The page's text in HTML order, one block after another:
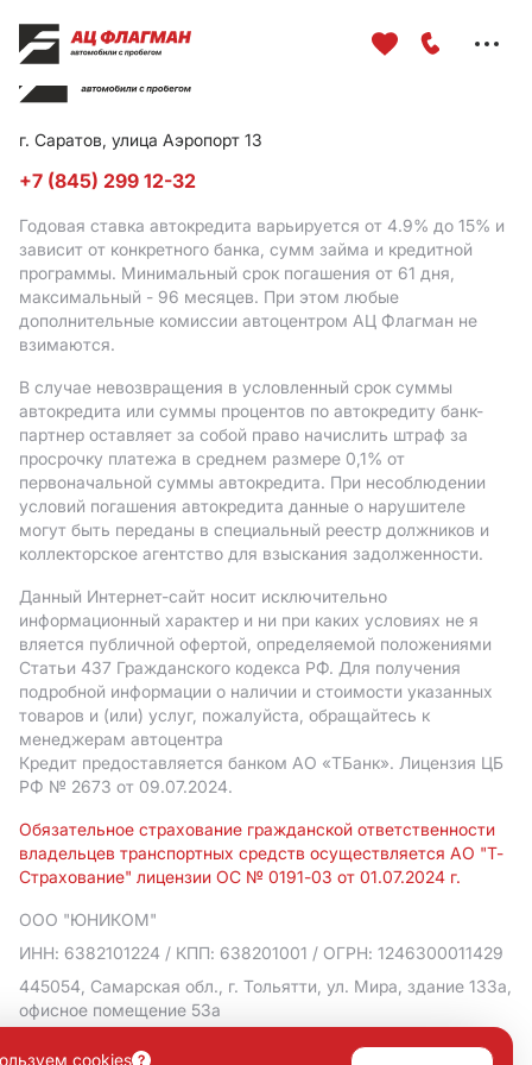
г. Саратов, улица Аэропорт 13
+7 (845) 299 12-32
Годовая ставка автокредита варьируется от 4.9% до 15% и
зависит от конкретного банка, сумм займа и кредитной
программы. Минимальный срок погашения от 61 дня,
максимальный - 96 месяцев. При этом любые
дополнительные комиссии автоцентром АЦ Флагман не
взимаются.
В случае невозвращения в условленный срок суммы
автокредита или суммы процентов по автокредиту банк-
партнер оставляет за собой право начислить штраф за
просрочку платежа в среднем размере 0,1% от
первоначальной суммы автокредита. При несоблюдении
условий погашения автокредита данные о нарушителе
могут быть переданы в специальный реестр должников и
коллекторское агентство для взыскания задолженности.
Данный Интернет-сайт носит исключительно
информационный характер и ни при каких условиях не я
вляется публичной офертой, определяемой положениями
Статьи 437 Гражданского кодекса РФ. Для получения
подробной информации о наличии и стоимости указанных
товаров и (или) услуг, пожалуйста, обращайтесь к
менеджерам автоцентра
Кредит предоставляется банком АO «ТБанк». Лицензия ЦБ
РФ № 2673 от 09.07.2024.
Обязательное страхование гражданской ответственности
владельцев транспортных средств осуществляется АО "Т-
Страхование" лицензии ОС № 0191-03 от 01.07.2024 г.
ООО "ЮНИКОМ"
ИНН: 6382101224 / КПП: 638201001 / ОГРН: 1246300011429
445054, Самарская обл., г. Тольятти, ул. Мира, здание 133а,
офисное помещение 53а
Политика в отношении обработки персональных данных
cookies